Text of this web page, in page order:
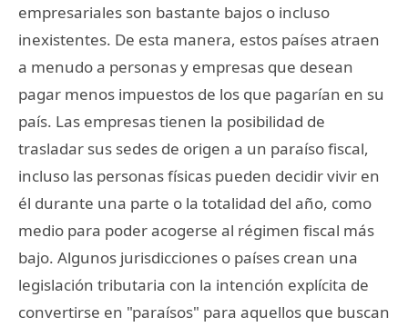
empresariales son bastante bajos o incluso
inexistentes. De esta manera, estos países atraen
a menudo a personas y empresas que desean
pagar menos impuestos de los que pagarían en su
país. Las empresas tienen la posibilidad de
trasladar sus sedes de origen a un paraíso fiscal,
incluso las personas físicas pueden decidir vivir en
él durante una parte o la totalidad del año, como
medio para poder acogerse al régimen fiscal más
bajo. Algunos jurisdicciones o países crean una
legislación tributaria con la intención explícita de
convertirse en "paraísos" para aquellos que buscan